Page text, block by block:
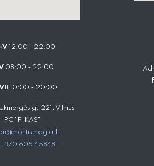
V 12:00 - 22:00
08:00 - 22:00
10:00 - 20:00
g. 221, Vilnius
PC "PIKAS"
+370 605 45848